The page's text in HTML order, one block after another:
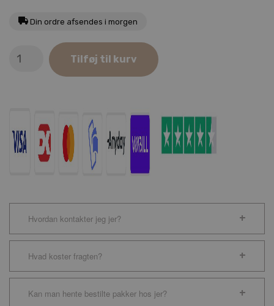
Din ordre afsendes i morgen
Ultra
Tilføj til kurv
Hvordan kontakter jeg jer?
Hvad koster fragten?
Kan man hente bestilte pakker hos jer?